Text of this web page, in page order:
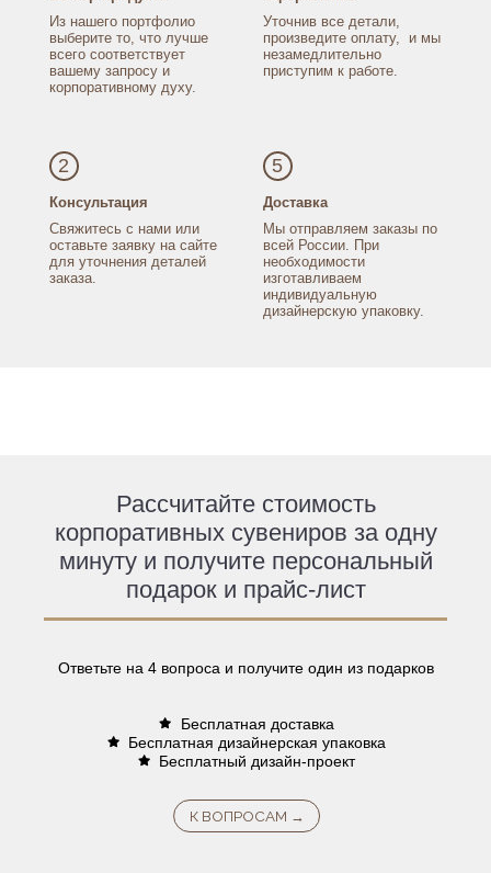
Из нашего портфолио
выберите то, что лучше
всего соответствует
вашему запросу и
корпоративному духу.
2
Консультация
Свяжитесь с нами или
оставьте заявку на сайте
для уточнения деталей
заказа.
Уточнив все детали,
произведите оплату,
и мы
незамедлительно
приступим к работе.
5
Доставка
Мы отправляем заказы по
всей России. При
необходимости
изготавливаем
индивидуальную
дизайнерскую упаковку.
Рассчитайте стоимость
корпоративных сувениров за одну
минуту и получите персональный
подарок и прайс-лист
Ответьте на 4 вопроса и получите один из подарков
Бесплатная доставка
Бесплатная дизайнерская упаковка
Бесплатный дизайн-проект